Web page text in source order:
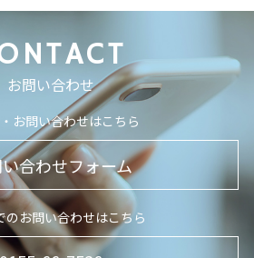
お問い合わせ
お問い合わせはこちら
合わせフォーム
のお問い合わせはこちら